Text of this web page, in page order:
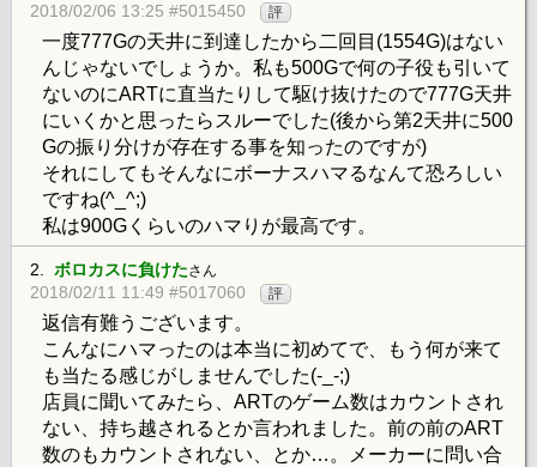
2018/02/06 13:25 #5015450 評
一度777Gの天井に到達したから二回目(1554G)はない
んじゃないでしょうか。私も500Gで何の子役も引いて
ないのにARTに直当たりして駆け抜けたので777G天井
にいくかと思ったらスルーでした(後から第2天井に500
Gの振り分けが存在する事を知ったのですが)
それにしてもそんなにボーナスハマるなんて恐ろしい
ですね(^_^;)
私は900Gくらいのハマりが最高です。
2. ボロカスに負けたさん
2018/02/11 11:49 #5017060 評
返信有難うございます。
こんなにハマったのは本当に初めてで、もう何が来て
も当たる感じがしませんでした(-_-;)
店員に聞いてみたら、ARTのゲーム数はカウントされ
ない、持ち越されるとか言われました。前の前のART
数のもカウントされない、とか…。メーカーに問い合